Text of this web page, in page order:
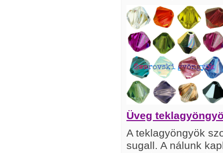
Üveg
A teklagyöngyök
sugall. A nálunk